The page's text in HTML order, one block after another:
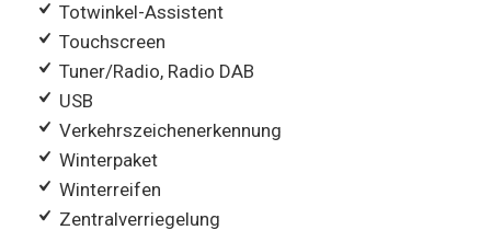
Totwinkel-Assistent
Touchscreen
Tuner/Radio, Radio DAB
USB
Verkehrszeichenerkennung
Winterpaket
Winterreifen
Zentralverriegelung